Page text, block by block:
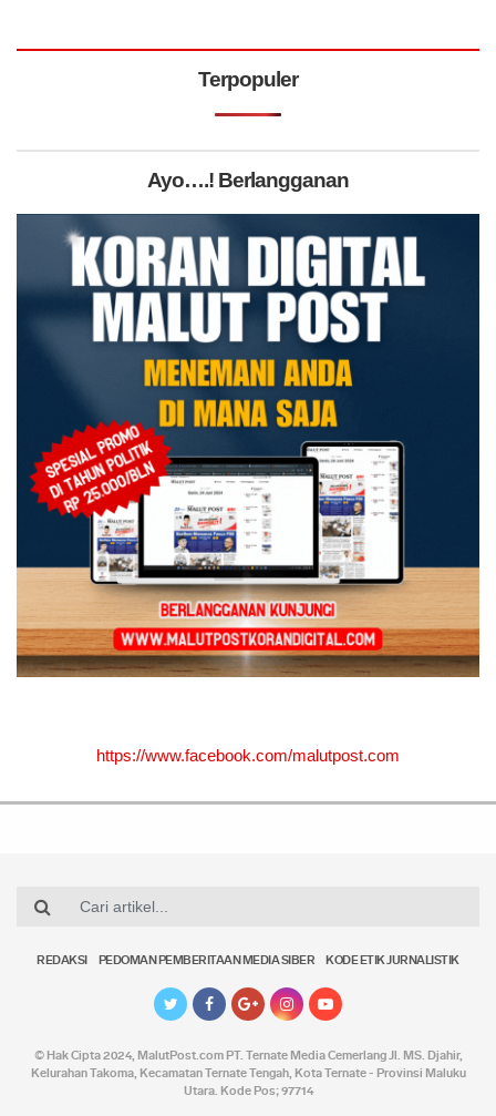
Terpopuler
Ayo….! Berlangganan
https://www.facebook.com/malutpost.com
REDAKSI PEDOMAN PEMBERITAAN MEDIA SIBER KODE ETIK JURNALISTIK
© Hak Cipta 2024, MalutPost.comPT. Ternate Media Cemerlang Jl. MS. Djahir,
Kelurahan Takoma, Kecamatan Ternate Tengah, Kota Ternate - Provinsi Maluku
Utara. Kode Pos; 97714